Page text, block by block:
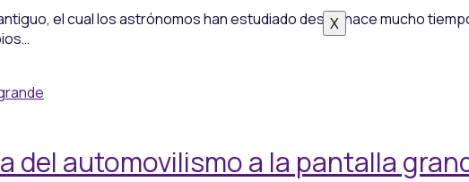
X
el cual los astrónomos han estudiado desde hace mucho
del automovilismo a la pantalla